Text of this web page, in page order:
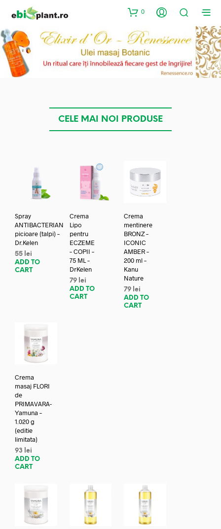
0
CELE MAI NOI PRODUSE
Spray
ANTIBACTERIAN
picioare (talpi) –
Dr.Kelen
55 lei
ADD TO
CART
Crema
Lipo
pentru
ECZEME
– COPII –
75 ML –
DrKelen
79 lei
ADD TO
CART
Crema
mentinere
BRONZ –
ICONIC
AMBER –
200 ml –
Kanu
Nature
79 lei
ADD TO
CART
Crema
masaj FLORI
de
PRIMAVARA-
Yamuna –
1.020 g
(editie
limitata)
93
lei
ADD TO
CART